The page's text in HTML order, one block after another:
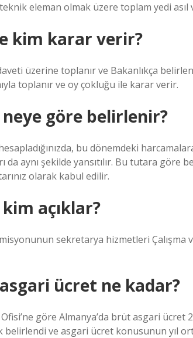
eleman olmak üzere toplam yedi asıl
kim karar verir?
üzerine toplanır ve Bakanlıkça
toplanır ve oy çokluğu ile karar verir.
göre belirlenir?
bu dönemdeki
da aynı şekilde yansıtılır. Bu tutara
olarak kabul edilir.
açıklar?
sekretarya hizmetleri Çalışma
ücret ne kadar?
göre Almanya’da brüt asgari ücret
belirlendi ve asgari ücret konusunun yıl